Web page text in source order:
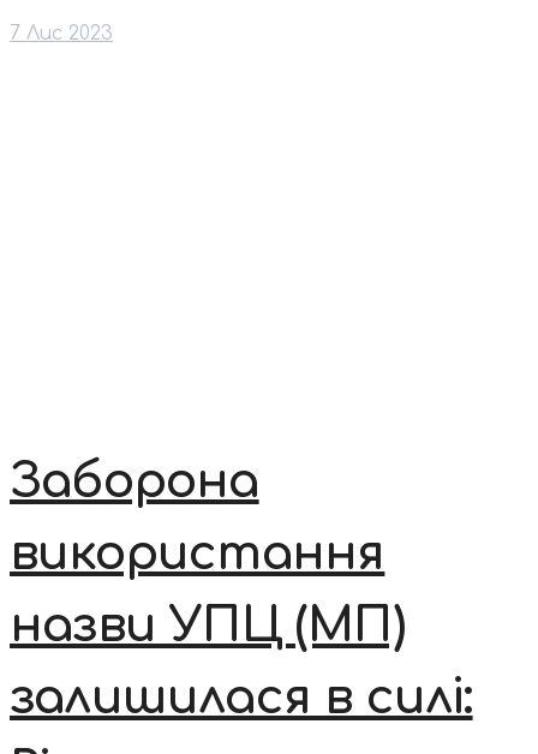
7 Лис 2023
Заборона
використання
назви УПЦ (МП)
залишилася в силі: